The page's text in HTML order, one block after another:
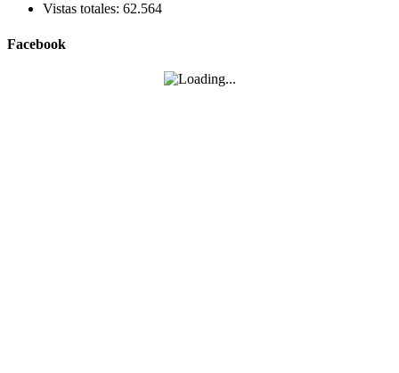
Vistas totales: 62.564
Facebook